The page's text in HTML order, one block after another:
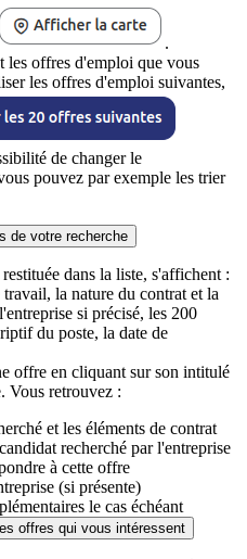
.
les offres d'emploi que vous
les offres d'emploi suivantes,
de changer le
pouvez par exemple les trier
de votre recherche
dans la liste, s'affichent :
la nature du contrat et la
si précisé, les 200
du poste, la date de
offre en cliquant sur son intitulé
Vous retrouvez :
et les éléments de contrat
recherché par l'entreprise
à cette offre
(si présente)
le cas échéant
offres qui vous intéressent